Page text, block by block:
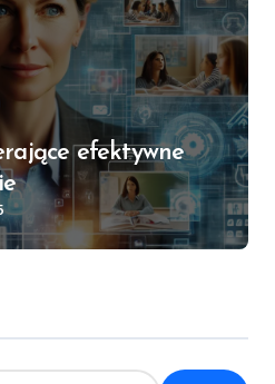
efektywne